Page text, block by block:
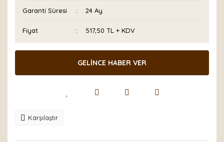
Garanti Süresi 24 Ay
Fiyat 517,50 TL + KDV
GELİNCE HABER VER
Karşılaştır